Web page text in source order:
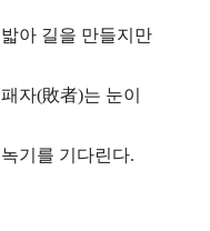
밟아 길을 만들지만
패자(敗者)는 눈이
녹기를 기다린다.